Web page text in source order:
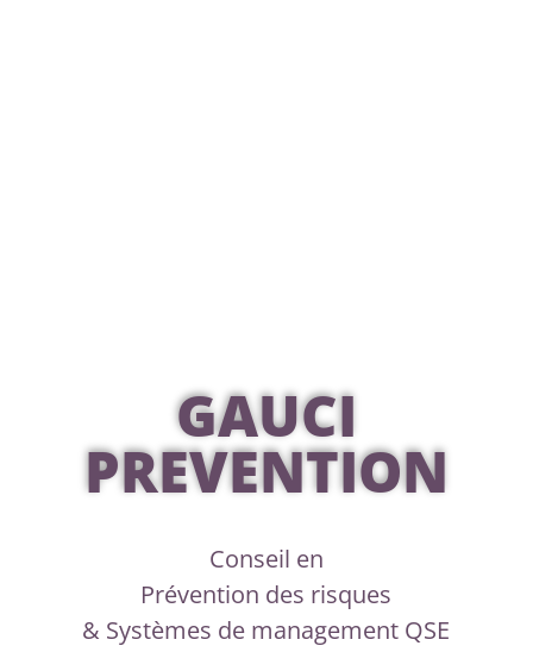
GAUCI
PREVENTION
Conseil en
Prévention des risques
& Systèmes de management QSE